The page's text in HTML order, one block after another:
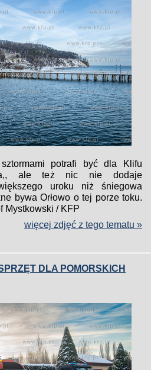
potrafi być dla Klifu
ale też nic nie dodaje
uroku niż śniegowa
bywa Orłowo o tej porze toku.
Mystkowski / KFP
więcej zdjęć z tego tematu »
DLA POMORSKICH